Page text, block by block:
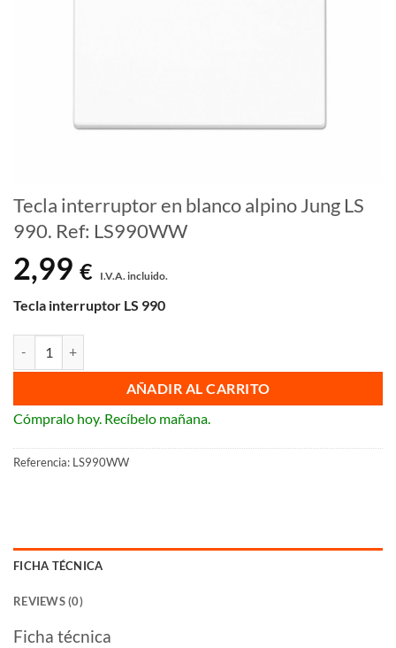
Tecla interruptor en blanco alpino Jung LS
990. Ref: LS990WW
2,99 € I.V.A. incluido.
Tecla interruptor LS 990
AÑADIR AL CARRITO
Cómpralo hoy. Recíbelo mañana.
Referencia: LS990WW
FICHA TÉCNICA
REVIEWS (0)
Ficha técnica